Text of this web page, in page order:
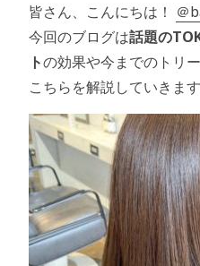
皆さん、こんにちは！ ＠
今回のブログは話題の
トの効果や今までのトリ
こちらを解説していきます